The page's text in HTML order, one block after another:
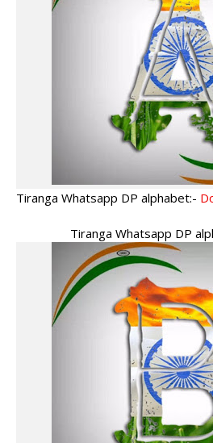
Tiranga Whatsapp DP alphabet:-
Tiranga Whatsapp DP